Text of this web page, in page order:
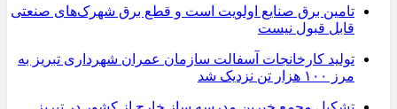
تامین برق صنایع اولویت است و قطع برق شهرک‌های صنعتی
قابل قبول نیست
تولید کارخانجات آسفالت سازمان عمران شهرداری تبریز به
مرز ۱۰۰ هزار تن نزدیک شد